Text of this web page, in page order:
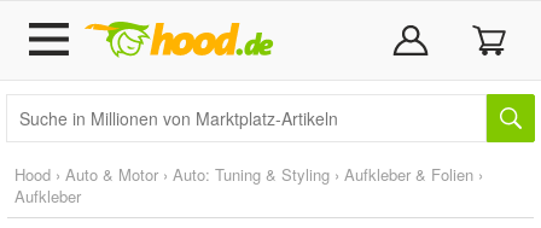
Hood › Auto & Motor › Auto: Tuning & Styling › Aufkleber & Folien ›
Aufkleber